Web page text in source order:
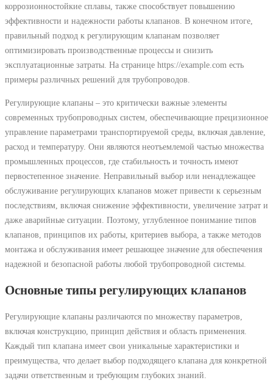
коррозионностойкие сплавы, также способствует повышению
эффективности и надежности работы клапанов. В конечном итоге,
правильный подход к регулирующим клапанам позволяет
оптимизировать производственные процессы и снизить
эксплуатационные затраты. На странице https://example.com есть
примеры различных решений для трубопроводов.
Регулирующие клапаны – это критически важные элементы
современных трубопроводных систем, обеспечивающие прецизионное
управление параметрами транспортируемой среды, включая давление,
расход и температуру. Они являются неотъемлемой частью множества
промышленных процессов, где стабильность и точность имеют
первостепенное значение. Неправильный выбор или ненадлежащее
обслуживание регулирующих клапанов может привести к серьезным
последствиям, включая снижение эффективности, увеличение затрат и
даже аварийные ситуации. Поэтому, углубленное понимание типов
клапанов, принципов их работы, критериев выбора, а также методов
монтажа и обслуживания имеет решающее значение для обеспечения
надежной и безопасной работы любой трубопроводной системы.
Основные типы регулирующих клапанов
Регулирующие клапаны различаются по множеству параметров,
включая конструкцию, принцип действия и область применения.
Каждый тип клапана имеет свои уникальные характеристики и
преимущества, что делает выбор подходящего клапана для конкретной
задачи ответственным и требующим глубоких знаний.